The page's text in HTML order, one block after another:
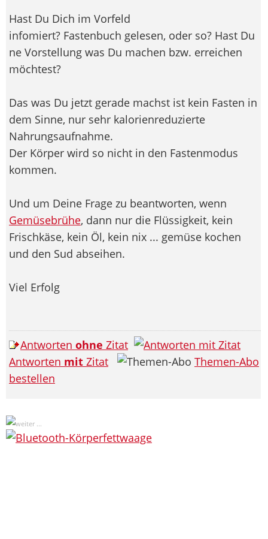
Hast Du Dich im Vorfeld
infomiert? Fastenbuch gelesen, oder so? Hast Du
ne Vorstellung was Du machen bzw. erreichen
möchtest?
Das was Du jetzt gerade machst ist kein Fasten in
dem Sinne, nur sehr kalorienreduzierte
Nahrungsaufnahme.
Der Körper wird so nicht in den Fastenmodus
kommen.
Und um Deine Frage zu beantworten, wenn
Gemüsebrühe, dann nur die Flüssigkeit, kein
Frischkäse, kein Öl, kein nix ... gemüse kochen
und den Sud abseihen.
Viel Erfolg
Antworten ohne Zitat
Antworten mit Zitat
Themen-Abo
bestellen